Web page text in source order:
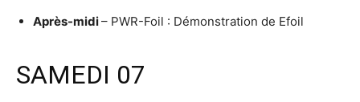
Après-midi– PWR-Foil : Démonstration de Efoil
SAMEDI 07